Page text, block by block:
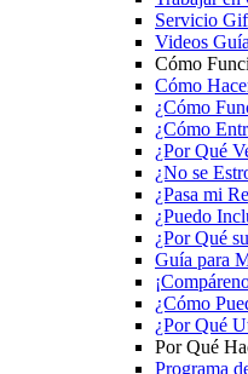
Servicio
Videos
Cómo
Cómo
¿Cómo
¿Cómo
¿Por Qué
¿No se
¿Pasa mi
¿Puedo
¿Por Qué
Guía para
¿Cómo
¿Por Qué
Por Qué
Programa